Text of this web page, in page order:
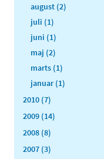
august (2)
juli (1)
juni (1)
maj (2)
marts (1)
januar (1)
2010 (7)
2009 (14)
2008 (8)
2007 (3)